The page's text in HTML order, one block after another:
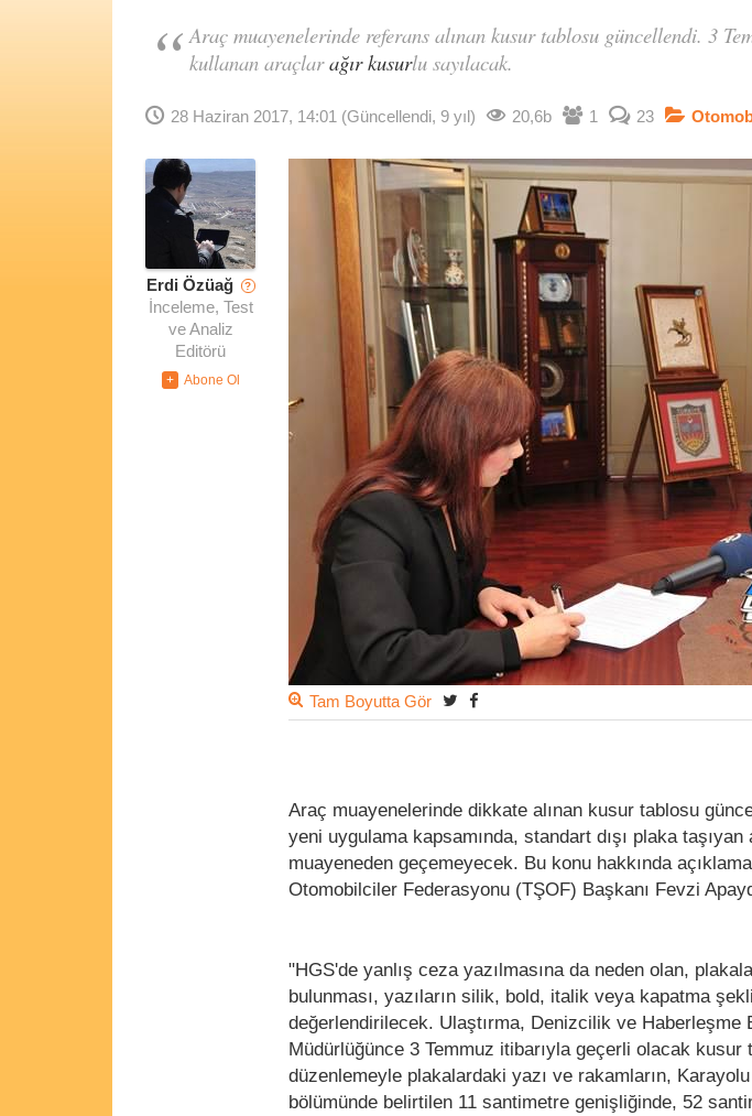
Araç muayenelerinde referans alınan kusur tablosu güncellendi. 3
kullanan araçlarağır kusurlu sayılacak.
28 Haziran 2017, 14:01 (Güncellendi, 9 yıl) 20,6b 1 23
Erdi Özüağ ?
İnceleme, Test
ve Analiz
Editörü
Tam Boyutta Gör
Araç muayenelerinde dikkate alınan kusur tablosu
yeni uygulama kapsamında, standart dışı plaka
muayeneden geçemeyecek. Bu konu hakkında
Otomobilciler Federasyonu (TŞOF) Başkanı Fevzi
"HGS'de yanlış ceza yazılmasına da neden olan,
bulunması, yazıların silik, bold, italik veya kapatma
değerlendirilecek. Ulaştırma, Denizcilik ve Haberleşme
Müdürlüğünce 3 Temmuz itibarıyla geçerli olacak
düzenlemeyle plakalardaki yazı ve rakamların,
bölümünde belirtilen 11 santimetre genişliğinde, 52